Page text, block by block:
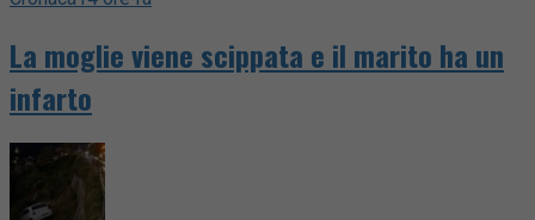
La moglie viene scippata e il marito ha un
infarto